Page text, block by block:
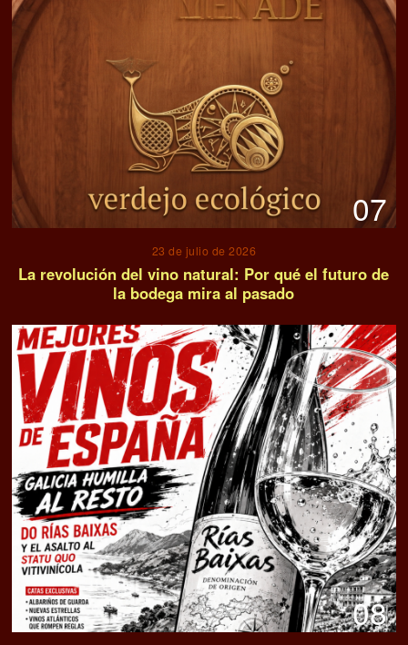
07
23 de julio de 2026
La revolución del vino natural: Por qué el futuro de
la bodega mira al pasado
08